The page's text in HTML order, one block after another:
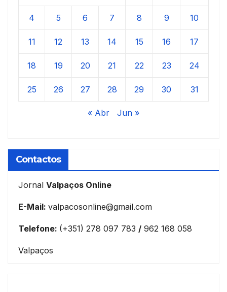
4 5 6 7 8 9 10
11 12 13 14 15 16 17
18 19 20 21 22 23 24
25 26 27 28 29 30 31
« Abr Jun »
Contactos
Jornal Valpaços Online
E-Mail: valpacosonline@gmail.com
Telefone: (+351) 278 097 783 / 962 168 058
Valpaços